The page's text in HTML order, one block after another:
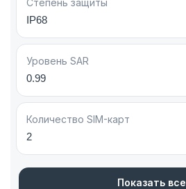
IP68
Уровень SAR
0.99
Количество SIM-карт
2
Показать все